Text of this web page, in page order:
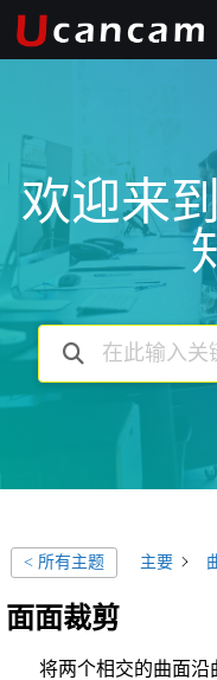
欢迎来
< 所有主题 主要
面面裁剪
将两个相交的曲面沿